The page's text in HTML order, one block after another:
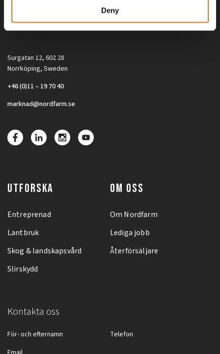
Deny
Alla priser på tillbehör och tillval gäller vid köp av ny maskin. Priserna
gäller inte vid köp av enskild produkt, till exempel
Surgatan 12, 602 28
Norrköping, Sweden
+46 (0)11 – 19 70 40
marknad@nordfarm.se
UTFORSKA
Entreprenad
Lantbruk
Skog & landskapsvård
Slirskydd
OM OSS
Om Nordfarm
Lediga jobb
Återförsäljare
Kontakta oss